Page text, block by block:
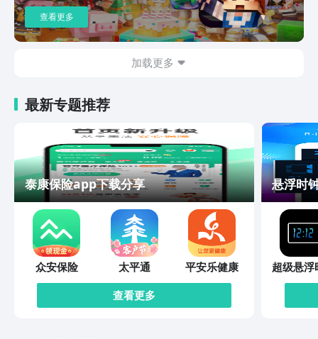
查看更多
加载更多
最新专题推荐
泰康保险app下载分享
众安保险 太平通
平安乐健康
查看更多
悬浮时
超级悬浮